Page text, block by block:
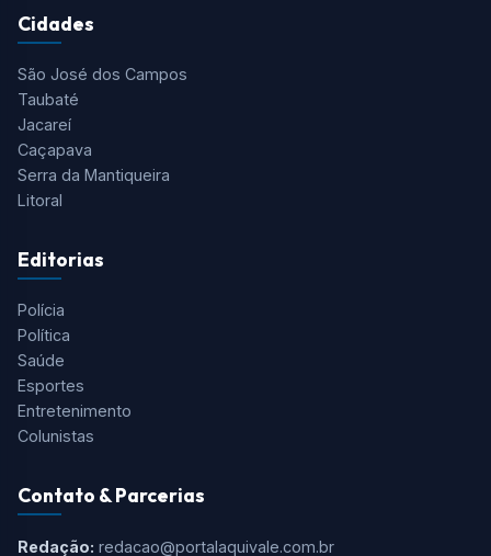
Cidades
São José dos Campos
Taubaté
Jacareí
Caçapava
Serra da Mantiqueira
Litoral
Editorias
Polícia
Política
Saúde
Esportes
Entretenimento
Colunistas
Contato & Parcerias
Redação: redacao@portalaquivale.com.br